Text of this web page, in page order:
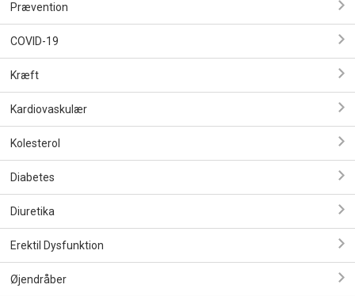
Prævention
COVID-19
Kræft
Kardiovaskulær
Kolesterol
Diabetes
Diuretika
Erektil Dysfunktion
Øjendråber